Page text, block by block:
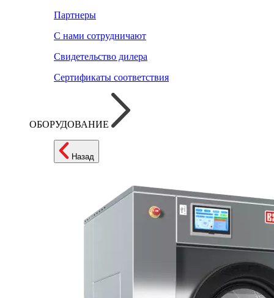
Партнеры
С нами сотрудничают
Свидетельство дилера
Сертификаты соответствия
ОБОРУДОВАНИЕ
Назад